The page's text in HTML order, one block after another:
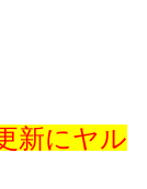
新にヤル